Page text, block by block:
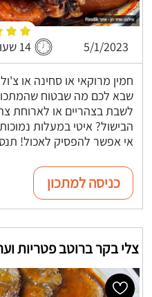
5/1/2023 14 שעות ו-20 דקות
חמין מרוקאי או סחינה או
שבא לכם מה שבטוח
לשבת בצהריים או לארוחת
הבישול? איטי במעלות
אי אפשר להפסיק לאכול!
כניסה למתכון
צלי בקר ברוטב פטריות